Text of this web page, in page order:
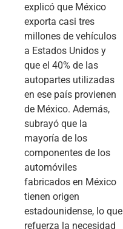
explicó que México
exporta casi tres
millones de vehículos
a Estados Unidos y
que el 40% de las
autopartes utilizadas
en ese país provienen
de México. Además,
subrayó que la
mayoría de los
componentes de los
automóviles
fabricados en México
tienen origen
estadounidense, lo que
refuerza la necesidad